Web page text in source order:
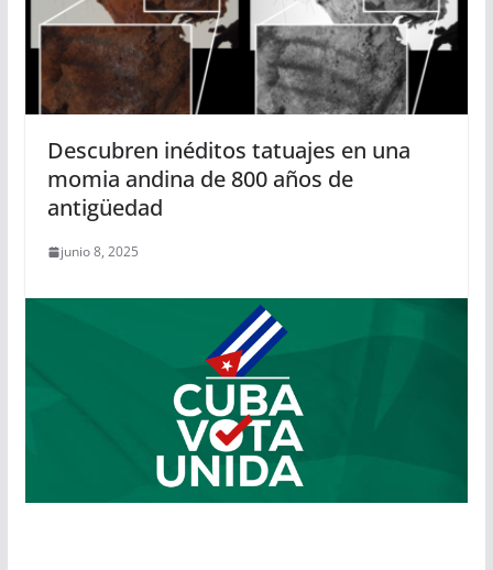
Descubren inéditos tatuajes en una
momia andina de 800 años de
antigüedad
junio 8, 2025